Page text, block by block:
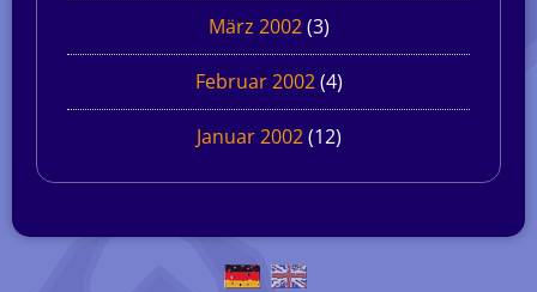
März 2002(3)
Februar 2002(4)
Januar 2002(12)